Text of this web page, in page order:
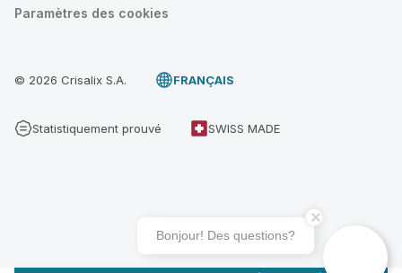
Paramètres des cookies
© 2026 Crisalix S.A. FRANÇAIS
Statistiquement prouvé SWISS MADE
Bonjour! Des questions?